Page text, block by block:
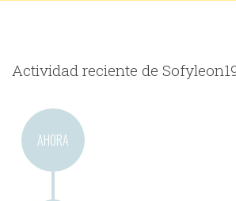
Actividad reciente de
AHORA